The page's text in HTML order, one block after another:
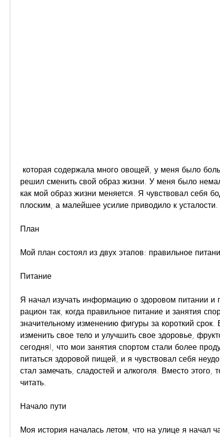
решил сменить свой образ жизни. У меня было
как мой образ жизни меняется. Я чувствовал себя
плоским, а малейшее усилие приводило к усталости.
План
Мой план состоял из двух этапов: правильное
Питание
Я начал изучать информацию о здоровом питании и
рацион так, когда правильное питание и занятия
значительному изменению фигуры за короткий срок.
изменить свое тело и улучшить свое здоровье,
сегодня!, что мои занятия спортом стали более
питаться здоровой пищей, и я чувствовал себя
стал замечать, сладостей и алкоголя. Вместо этого,
читать.
Начало пути
Моя история началась летом, что на улице я начал